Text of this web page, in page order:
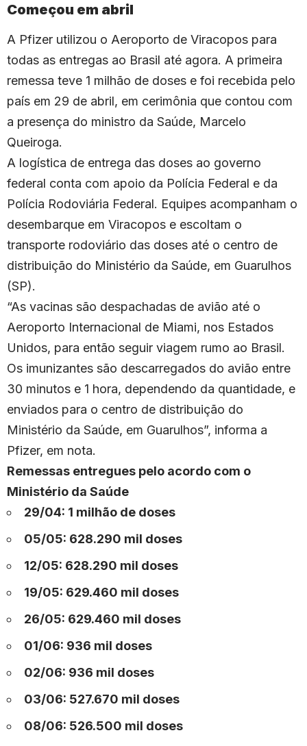
Começou em abril
A Pfizer utilizou o Aeroporto de Viracopos para
todas as entregas ao Brasil até agora. A primeira
remessa teve 1 milhão de doses e foi recebida pelo
país em 29 de abril, em cerimônia que contou com
a presença do ministro da Saúde, Marcelo
Queiroga.
A logística de entrega das doses ao governo
federal conta com apoio da Polícia Federal e da
Polícia Rodoviária Federal. Equipes acompanham o
desembarque em Viracopos e escoltam o
transporte rodoviário das doses até o centro de
distribuição do Ministério da Saúde, em Guarulhos
(SP).
“As vacinas são despachadas de avião até o
Aeroporto Internacional de Miami, nos Estados
Unidos, para então seguir viagem rumo ao Brasil.
Os imunizantes são descarregados do avião entre
30 minutos e 1 hora, dependendo da quantidade, e
enviados para o centro de distribuição do
Ministério da Saúde, em Guarulhos”, informa a
Pfizer, em nota.
Remessas entregues pelo acordo com o
Ministério da Saúde
29/04: 1 milhão de doses
05/05: 628.290 mil doses
12/05: 628.290 mil doses
19/05: 629.460 mil doses
26/05: 629.460 mil doses
01/06: 936 mil doses
02/06: 936 mil doses
03/06: 527.670 mil doses
08/06: 526.500 mil doses